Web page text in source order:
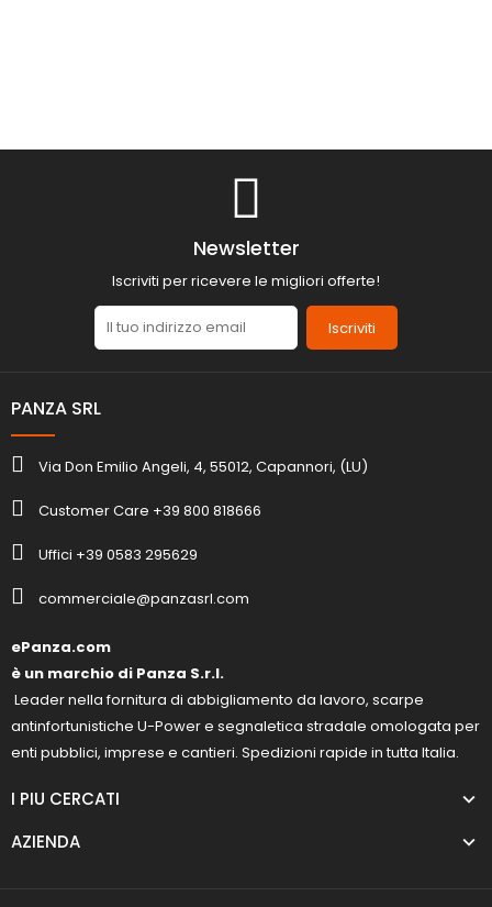
Newsletter
Iscriviti per ricevere le migliori offerte!
Iscriviti
PANZA SRL
Via Don Emilio Angeli, 4, 55012, Capannori, (LU)
Customer Care +39 800 818666
Uffici +39 0583 295629
commerciale@panzasrl.com
ePanza.com
è un marchio di Panza S.r.l.
Leader nella fornitura di abbigliamento da lavoro, scarpe
antinfortunistiche U-Power e segnaletica stradale omologata per
enti pubblici, imprese e cantieri. Spedizioni rapide in tutta Italia.
I PIU CERCATI
AZIENDA